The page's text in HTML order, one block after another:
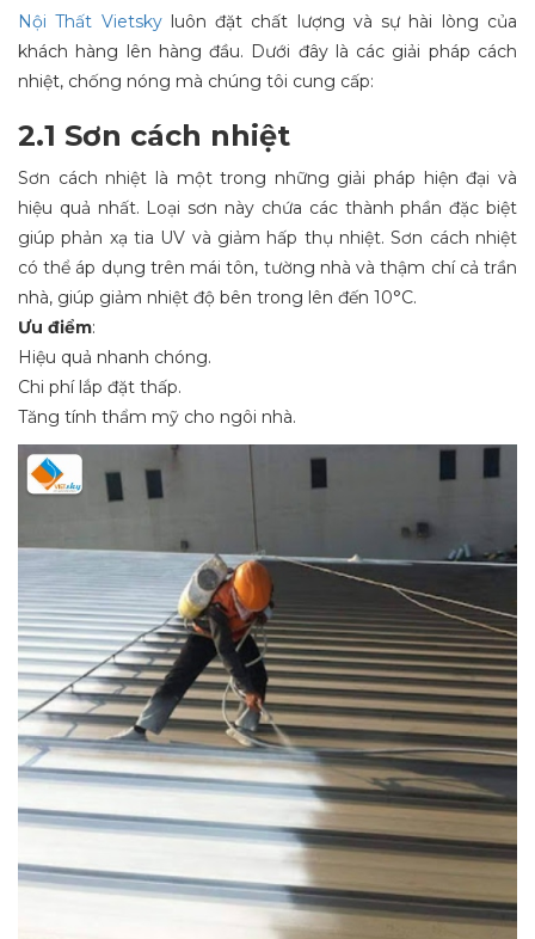
Nội Thất Vietskyluôn đặt chất lượng và sự hài lòng của
khách hàng lên hàng đầu. Dưới đây là các giải pháp cách
nhiệt, chống nóng mà chúng tôi cung cấp:
2.1 Sơn cách nhiệt
Sơn cách nhiệt là một trong những giải pháp hiện đại và
hiệu quả nhất. Loại sơn này chứa các thành phần đặc biệt
giúp phản xạ tia UV và giảm hấp thụ nhiệt. Sơn cách nhiệt
có thể áp dụng trên mái tôn, tường nhà và thậm chí cả trần
nhà, giúp giảm nhiệt độ bên trong lên đến 10°C.
Ưu điểm:
Hiệu quả nhanh chóng.
Chi phí lắp đặt thấp.
Tăng tính thẩm mỹ cho ngôi nhà.